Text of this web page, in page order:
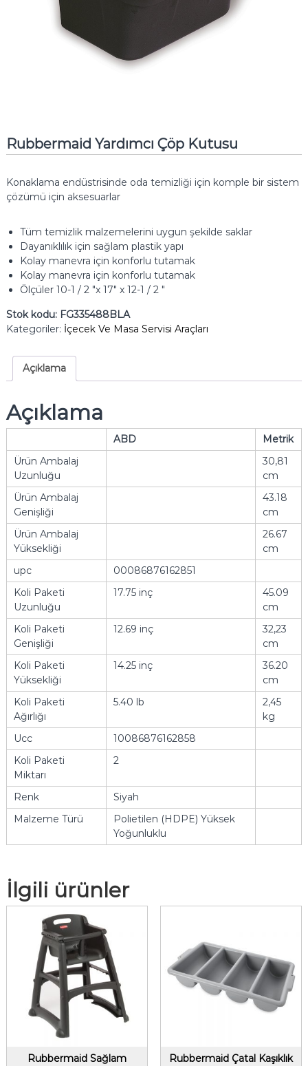
Rubbermaid Yardımcı Çöp Kutusu
Konaklama endüstrisinde oda temizliği için komple bir sistem
çözümü için aksesuarlar
Tüm temizlik malzemelerini uygun şekilde saklar
Dayanıklılık için sağlam plastik yapı
Kolay manevra için konforlu tutamak
Kolay manevra için konforlu tutamak
Ölçüler 10-1 / 2 "x 17" x 12-1 / 2 "
Stok kodu: FG335488BLA
Kategoriler: İçecek Ve Masa Servisi Araçları
Açıklama
Açıklama
ABD
Metrik
Ürün Ambalaj
Uzunluğu
30,81
cm
Ürün Ambalaj
Genişliği
43.18
cm
Ürün Ambalaj
Yüksekliği
26.67
cm
upc
00086876162851
Koli Paketi
Uzunluğu
17.75 inç
45.09
cm
Koli Paketi
Genişliği
12.69 inç
32,23
cm
Koli Paketi
Yüksekliği
14.25 inç
36.20
cm
Koli Paketi
Ağırlığı
5.40 lb
2,45
kg
Ucc
10086876162858
Koli Paketi
Miktarı
2
Renk
Siyah
Malzeme Türü
Polietilen (HDPE) Yüksek
Yoğunluklu
İlgili ürünler
Rubbermaid Sağlam
Rubbermaid Çatal Kaşıklık